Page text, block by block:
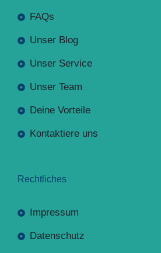
FAQs
Unser Blog
Unser Service
Unser Team
Deine Vorteile
Kontaktiere uns
Rechtliches
Impressum
Datenschutz